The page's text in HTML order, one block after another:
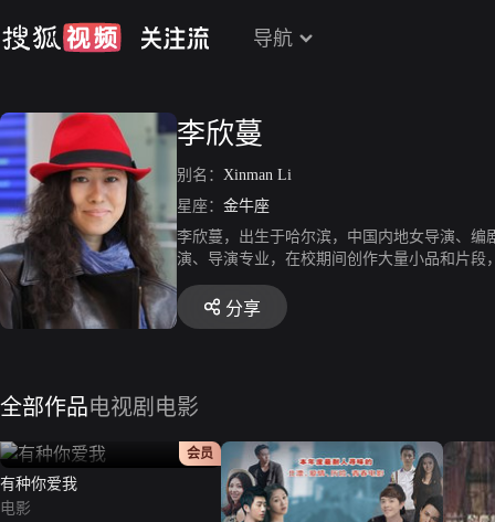
导航
李欣蔓
别名： Xinman Li
星座： 金牛座
李欣蔓，出生于哈尔滨，中国内地女导演、编
演、导演专业，在校期间创作大量小品和片段
本《流血的太阳》、《雨果的假期》、《红
导演处女作《亲·爱》入围第八届大阪亚洲电
分享
全部作品电视剧 电影
正片
会员
有种你爱我
电影